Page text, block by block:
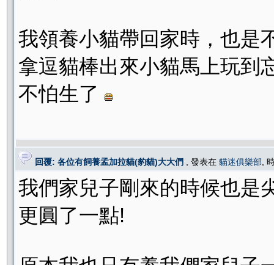
我領養小貓帶回家時，也是
拿逗貓棒出來小貓馬上玩到
不怕生了
回覆: 各位有飼養孟加拉貓(豹貓)大大們 , 發表在 貓迷俱樂部 ,
我們家兒子剛來的時候也是
更圓了一點!